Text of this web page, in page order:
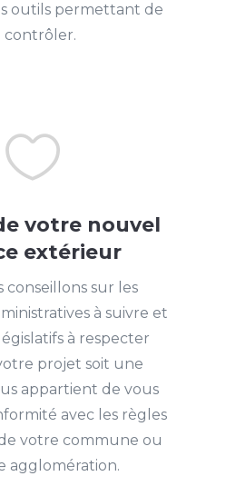
outils permettant de
contrôler.

votre nouvel
extérieur
conseillons sur les
à suivre et
à respecter
projet soit une
appartient de vous
avec les règles
votre commune ou
agglomération.